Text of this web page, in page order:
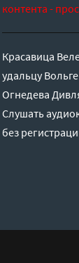
контента -
Красавица
удальцу
Огнедева
Слушать
без